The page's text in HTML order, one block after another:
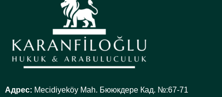
Адрес: Mecidiyeköy Mah. Бююкдере Кад. №:67-71